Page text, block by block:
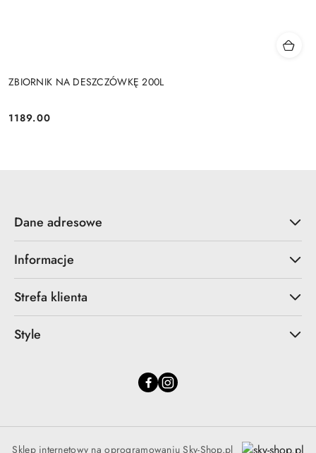
ZBIORNIK NA DESZCZÓWKĘ 200L
Cena:
1189.00
Dane adresowe
Informacje
Strefa klienta
Style
Sklep internetowy na oprogramowaniu Sky-Shop.pl